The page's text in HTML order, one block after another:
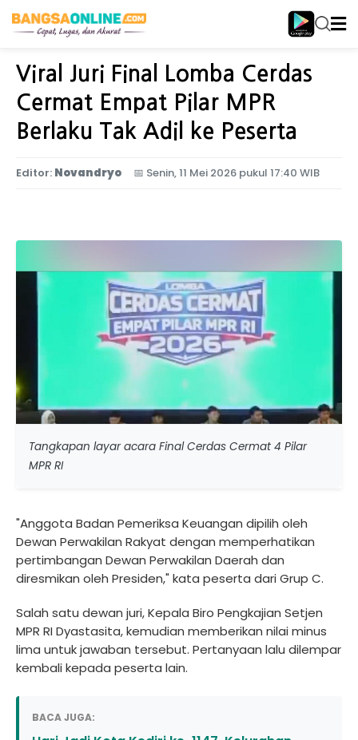
Home Jawa Timur
Viral Juri Final Lomba Cerdas
Cermat Empat Pilar MPR
Berlaku Tak Adil ke Peserta
Editor: Novandryo 📅 Senin, 11 Mei 2026 pukul 17:40 WIB
Tangkapan layar acara Final Cerdas Cermat 4 Pilar
MPR RI
"Anggota Badan Pemeriksa Keuangan dipilih oleh
Dewan Perwakilan Rakyat dengan memperhatikan
pertimbangan Dewan Perwakilan Daerah dan
diresmikan oleh Presiden," kata peserta dari Grup C.
Salah satu dewan juri, Kepala Biro Pengkajian Setjen
MPR RI Dyastasita, kemudian memberikan nilai minus
lima untuk jawaban tersebut. Pertanyaan lalu dilempar
kembali kepada peserta lain.
BACA JUGA: